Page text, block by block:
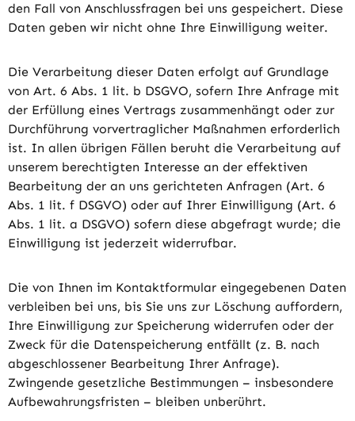
den Fall von Anschlussfragen bei uns gespeichert. Diese
Daten geben wir nicht ohne Ihre Einwilligung weiter.
Die Verarbeitung dieser Daten erfolgt auf Grundlage
von Art. 6 Abs. 1 lit. b DSGVO, sofern Ihre Anfrage mit
der Erfüllung eines Vertrags zusammenhängt oder zur
Durchführung vorvertraglicher Maßnahmen erforderlich
ist. In allen übrigen Fällen beruht die Verarbeitung auf
unserem berechtigten Interesse an der effektiven
Bearbeitung der an uns gerichteten Anfragen (Art. 6
Abs. 1 lit. f DSGVO) oder auf Ihrer Einwilligung (Art. 6
Abs. 1 lit. a DSGVO) sofern diese abgefragt wurde; die
Einwilligung ist jederzeit widerrufbar.
Die von Ihnen im Kontaktformular eingegebenen Daten
verbleiben bei uns, bis Sie uns zur Löschung auffordern,
Ihre Einwilligung zur Speicherung widerrufen oder der
Zweck für die Datenspeicherung entfällt (z. B. nach
abgeschlossener Bearbeitung Ihrer Anfrage).
Zwingende gesetzliche Bestimmungen – insbesondere
Aufbewahrungsfristen – bleiben unberührt.